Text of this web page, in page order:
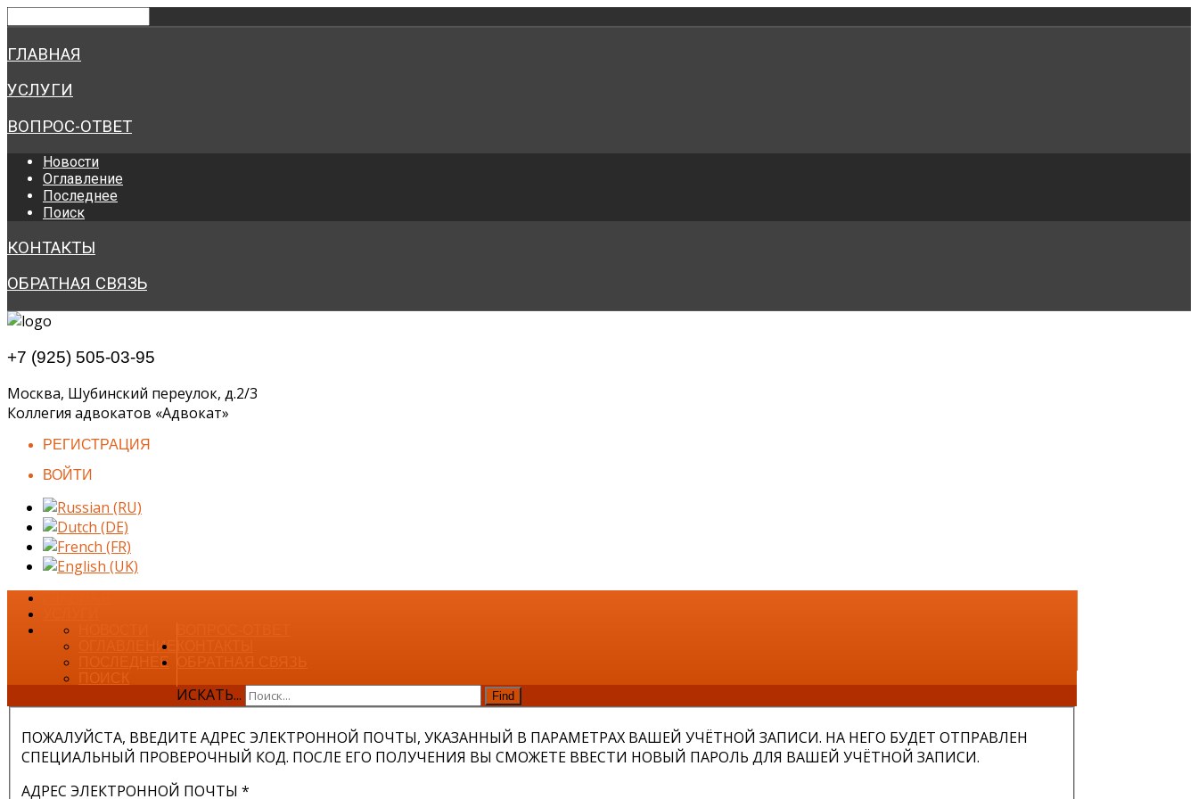
ГЛАВНАЯ
УСЛУГИ
ВОПРОС-ОТВЕТ
Новости
Оглавление
Последнее
Поиск
КОНТАКТЫ
ОБРАТНАЯ СВЯЗЬ
+7 (925) 505-03-95
Москва, Шубинский переулок, д.2/3
Коллегия адвокатов «Адвокат»
РЕГИСТРАЦИЯ
ВОЙТИ
ОГЛАВЛЕНИЕ
ПОСЛЕДНЕЕ
ИСКАТЬ... Find
ПОЖАЛУЙСТА, ВВЕДИТЕ АДРЕС ЭЛЕКТРОННОЙ ПОЧТЫ, УКАЗАННЫЙ В ПАРАМЕТРАХ ВАШЕЙ УЧЁТНОЙ ЗАПИСИ. НА НЕГО БУДЕТ ОТПРАВЛЕН
СПЕЦИАЛЬНЫЙ ПРОВЕРОЧНЫЙ КОД. ПОСЛЕ ЕГО ПОЛУЧЕНИЯ ВЫ СМОЖЕТЕ ВВЕСТИ НОВЫЙ ПАРОЛЬ ДЛЯ ВАШЕЙ УЧЁТНОЙ ЗАПИСИ.
АДРЕС ЭЛЕКТРОННОЙ ПОЧТЫ *